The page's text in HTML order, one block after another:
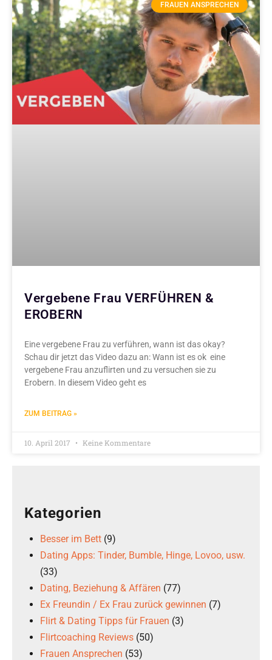
FRAUEN ANSPRECHEN
Vergebene Frau VERFÜHREN &
EROBERN
Eine vergebene Frau zu verführen, wann ist das okay?
Schau dir jetzt das Video dazu an: Wann ist es ok eine
vergebene Frau anzuflirten und zu versuchen sie zu
Erobern. In diesem Video geht es
ZUM BEITRAG »
10. April 2017 Keine Kommentare
Kategorien
Besser im Bett (9)
Dating Apps: Tinder, Bumble, Hinge, Lovoo, usw.
(33)
Dating, Beziehung & Affären (77)
Ex Freundin / Ex Frau zurück gewinnen (7)
Flirt & Dating Tipps für Frauen (3)
Flirtcoaching Reviews (50)
Frauen Ansprechen (53)